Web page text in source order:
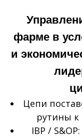
фарме в
и
Цепи
рутины
IBP /